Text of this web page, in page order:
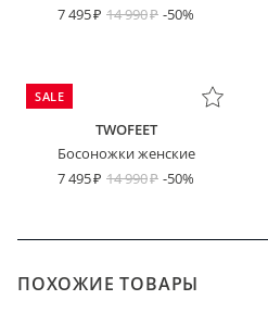
7 495
14 990 -50%
SALE
TWOFEET
Босоножки женские
7 495
14 990 -50%
ПОХОЖИЕ ТОВАРЫ